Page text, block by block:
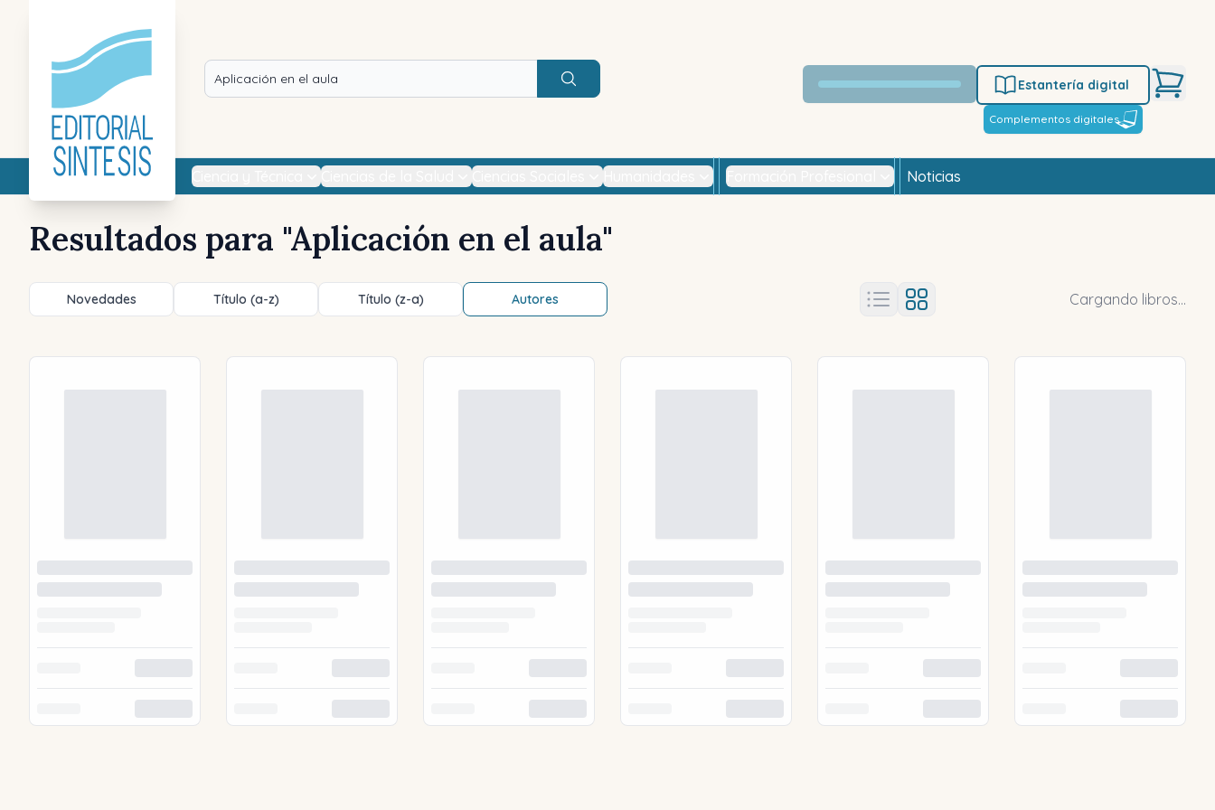
Buscar
Estantería digital
Complementos digitales
Noticias
Resultados para "Aplicación en el aula"
Novedades Título (a-z) Título (z-a) Autores Cargando libros...